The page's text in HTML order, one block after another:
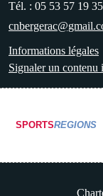
Tél. : 05 53 57 19 35
Informations légales
Signaler un contenu
SPORTSREGIONS